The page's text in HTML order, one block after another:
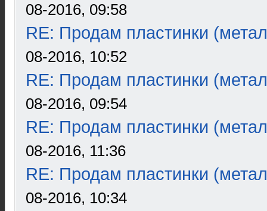
08-2016, 09:58
RE: Продам пластинки
08-2016, 10:52
RE: Продам пластинки
08-2016, 09:54
RE: Продам пластинки
08-2016, 11:36
RE: Продам пластинки
08-2016, 10:34